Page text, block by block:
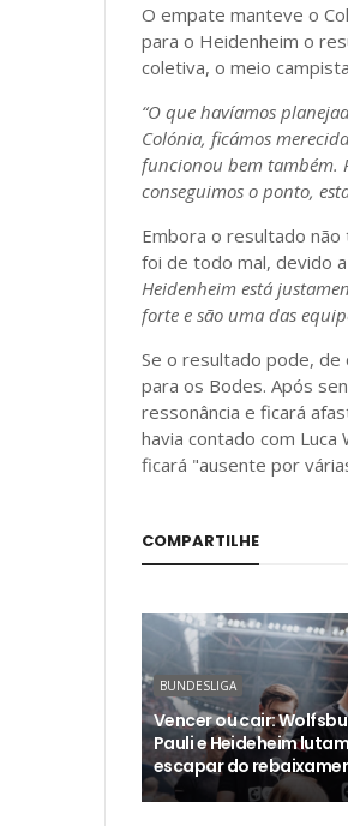
O empate manteve o
para o Heidenheim o
coletiva, o meio
“O que havíamos
Colónia, ficámos
funcionou bem também.
conseguimos o ponto,
Embora o resultado
foi de todo mal, devido
Heidenheim está
forte e são uma das
Se o resultado pode,
para os Bodes. Após
ressonância e ficará
havia contado com
ficará "ausente por
COMPARTILHE
BUNDESLIGA
Vencer ou cair:
Pauli e Heideheim
escapar do